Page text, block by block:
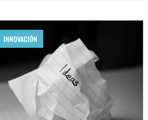
INNOVACIÓN